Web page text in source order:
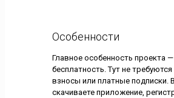
Особенности
Главное особенность проекта —
бесплатность. Тут не требуются
взносы или платные подписки.
скачиваете приложение,